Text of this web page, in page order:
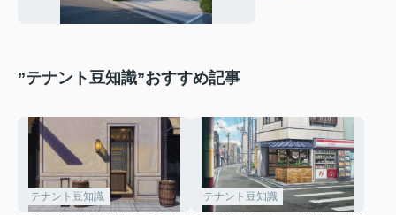
”テナント豆知識”おすすめ記事
テナント豆知識 テナント豆知識